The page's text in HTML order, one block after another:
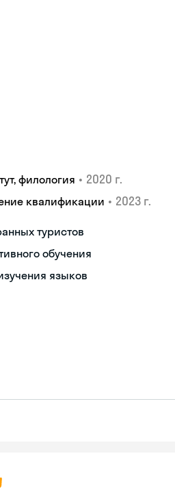
филология • 2020 г.
квалификации • 2023 г.
туристов
обучения
языков